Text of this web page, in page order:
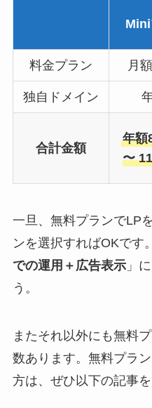
料金プラン 月
独自ドメイン
合計金額
年額
〜
一旦、無料プランでLP
ンを選択すればOKです
での運用＋広告表示」
う。
またそれ以外にも無料
数あります。無料プラ
方は、ぜひ以下の記事を